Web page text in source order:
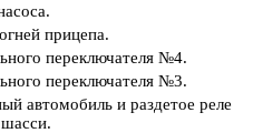
прицепа.
переключателя №4.
переключателя №3.
автомобиль и раздетое реле
шасси.